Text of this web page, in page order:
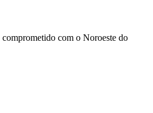
com o Noroeste do